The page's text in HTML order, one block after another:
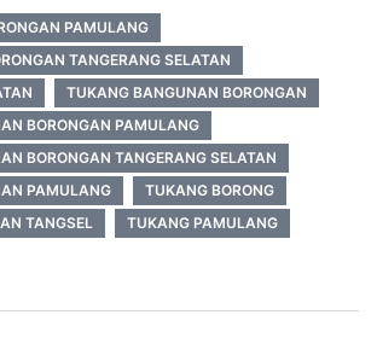
PAMULANG
TANGERANG SELATAN
TUKANG BANGUNAN BORONGAN
BORONGAN PAMULANG
BORONGAN TANGERANG SELATAN
PAMULANG
TUKANG BORONG
TANGSEL
TUKANG PAMULANG